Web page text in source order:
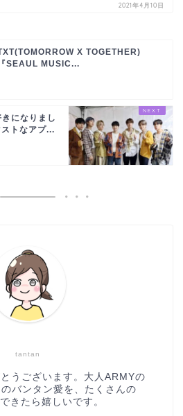
2021年4月10日
X TOGETHER)
『SEAUL MUSIC...
になりまし
トなアプ...
tantan
うございます。大人ARMYの
バンタン愛を、たくさんの
きたら嬉しいです。